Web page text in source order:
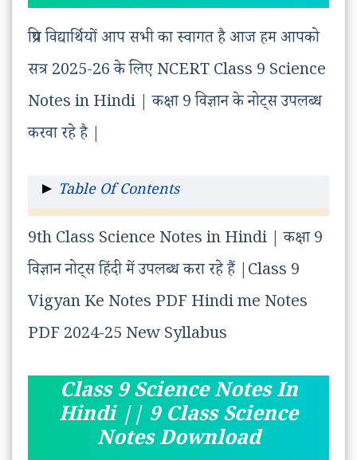
प्रिय विद्यार्थियों आप सभी का स्वागत है आज हम आपको
सत्र 2025-26 के लिए NCERT Class 9 Science
Notes in Hindi | कक्षा 9 विज्ञान के नोट्स उपलब्ध
करवा रहे है |
Table Of Contents
Class 9 Science Notes in Hindi
|9th Class Chapter Wise Notes
PDF Download
Class 9 Science Notes In Hindi ||
9 class Science Notes Download
9 वीं कक्षा के विज्ञान नोट्स हिंदी
Class 9 Science Notes in Hindi
download PDF विज्ञान नोट्स
9th Class Science Notes in Hindi | कक्षा 9
विज्ञान नोट्स हिंदी में उपलब्ध करा रहे हैं |Class 9
Vigyan Ke Notes PDF Hindi me Notes
PDF 2024-25 New Syllabus
Class 9 Science Notes In
Hindi || 9 Class Science
Notes Download